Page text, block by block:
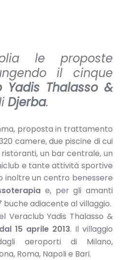
le proposte
il cinque
Yadis Thalasso &
Djerba.
proposta in trattamento
camere, due piscine di cui
un bar centrale, un
e tante attività sportive
inoltre un centro benessere
e, per gli amanti
buche adiacente al villaggio.
Veraclub Yadis Thalasso &
dal 15 aprile 2013. Il villaggio
aeroporti di Milano,
Roma, Napoli e Bari.